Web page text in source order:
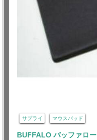
サプライ マウスパッド
BUFFALO バッファロー